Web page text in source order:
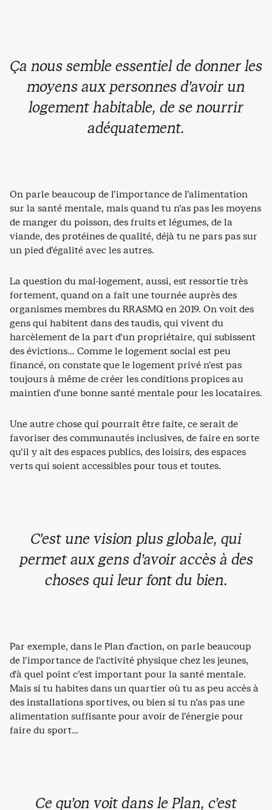
Ça nous semble essentiel de donner les
moyens aux personnes d’avoir un
logement habitable, de se nourrir
adéquatement.
On parle beaucoup de l’importance de l’alimentation
sur la santé mentale, mais quand tu n’as pas les moyens
de manger du poisson, des fruits et légumes, de la
viande, des protéines de qualité, déjà tu ne pars pas sur
un pied d’égalité avec les autres.
La question du mal-logement, aussi, est ressortie très
fortement, quand on a fait une tournée auprès des
organismes membres du RRASMQ en 2019. On voit des
gens qui habitent dans des taudis, qui vivent du
harcèlement de la part d’un propriétaire, qui subissent
des évictions… Comme le logement social est peu
financé, on constate que le logement privé n’est pas
toujours à même de créer les conditions propices au
maintien d’une bonne santé mentale pour les locataires.
Une autre chose qui pourrait être faite, ce serait de
favoriser des communautés inclusives, de faire en sorte
qu’il y ait des espaces publics, des loisirs, des espaces
verts qui soient accessibles pour tous et toutes.
C’est une vision plus globale, qui
permet aux gens d’avoir accès à des
choses qui leur font du bien.
Par exemple, dans le Plan d’action, on parle beaucoup
de l’importance de l’activité physique chez les jeunes,
d’à quel point c’est important pour la santé mentale.
Mais si tu habites dans un quartier où tu as peu accès à
des installations sportives, ou bien si tu n’as pas une
alimentation suffisante pour avoir de l’énergie pour
faire du sport…
Ce qu’on voit dans le Plan, c’est